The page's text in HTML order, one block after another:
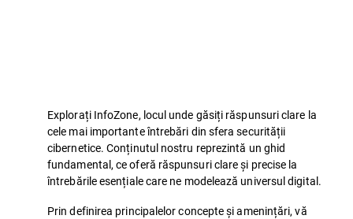
Explorați InfoZone, locul unde găsiți răspunsuri clare la
cele mai importante întrebări din sfera securității
cibernetice. Conținutul nostru reprezintă un ghid
fundamental, ce oferă răspunsuri clare și precise la
întrebările esențiale care ne modelează universul digital.
Prin definirea principalelor concepte și amenințări, vă